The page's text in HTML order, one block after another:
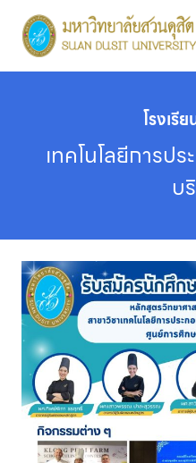
content
โรงเรี
เทคโนโลยีการป
บ